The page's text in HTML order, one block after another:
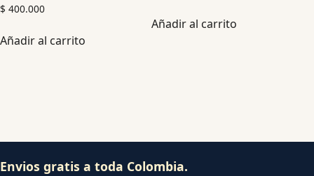
$ 400.000
Añadir al carrito
Añadir al carrito
Envios gratis a toda Colombia.